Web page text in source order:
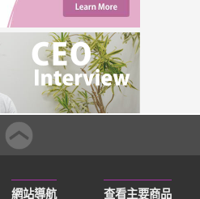
網站導航 查看主要商品